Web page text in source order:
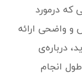
که درمورد
واضحی ارائه
درباره‌ی
انجام